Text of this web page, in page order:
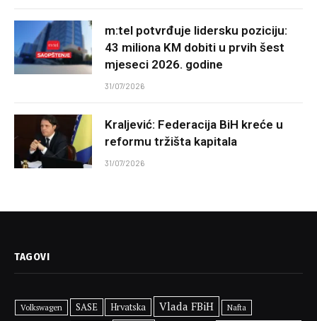
m:tel potvrđuje lidersku poziciju:
43 miliona KM dobiti u prvih šest
mjeseci 2026. godine
31/07/2026
Kraljević: Federacija BiH kreće u
reformu tržišta kapitala
31/07/2026
TAGOVI
Volkswagen SASE Hrvatska Vlada FBiH Nafta